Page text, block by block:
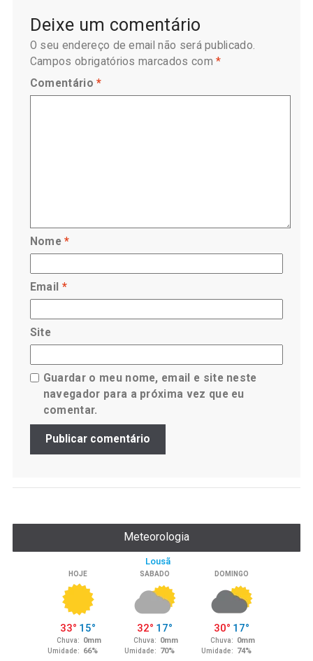
Deixe um comentário
O seu endereço de email não será publicado.
Campos obrigatórios marcados com*
Comentário*
Nome*
Email *
Site
Guardar o meu nome, email e site neste
navegador para a próxima vez que eu
comentar.
Meteorologia